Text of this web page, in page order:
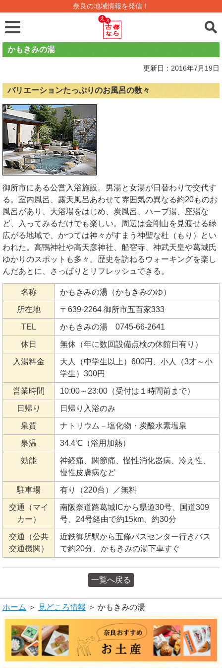
奈良の地域情報を発信！
かもきみの湯
更新日：2016年7月19日
バリエーションたっぷりのお風呂の数々
御所市にある公営入浴施設。男湯と女湯が日替わりで交代す
る。室内風呂、露天風呂あわせて雰囲気の異なる約20ものお
風呂があり、大浴場をはじめ、炭風呂、ハーブ湯、座湯な
ど、入ってみるだけでも楽しい。周辺は金剛山を見渡せる緑
広がる地域で、かつては神々がすまう神聖な杜（もり）とい
われた。高鴨神社や高天彦神社、船宿寺、神武天皇や葛城氏
ゆかりのスポットも多々。歴史を訪ねるウォーキングを楽し
んだあとに、さっぱりとリフレッシュできる。
名称 かもきみの湯（かもきみのゆ）
所在地 〒639-2264 御所市五百家333
TEL かもきみの湯 0745-66-2641
休日 無休（年に数回設備点検の休館日有り）
入湯料金
大人（中学生以上）600円、小人（3才～小
学生）300円
営業時間 10:00～23:00（受付は１時間前まで）
日帰り 日帰り入浴のみ
泉質 ナトリウム－塩化物・炭酸水素塩泉
泉温 34.4℃（浴用加熱）
効能
神経痛、関節痛、慢性消化器病、冷え性、
慢性皮膚病など
駐車場 有り（220台）／無料
交通（マイ
カー）
南阪奈道路葛城ICから県道30号、国道309
号、24号経由で約15km、約30分
交通（公共
交通機関）
近鉄御所駅から五條バスセンター行きバス
で約20分、かもきみの湯下車すぐ
一覧へ戻る
ホーム ＞ 見どころ情報 ＞ かもきみの湯